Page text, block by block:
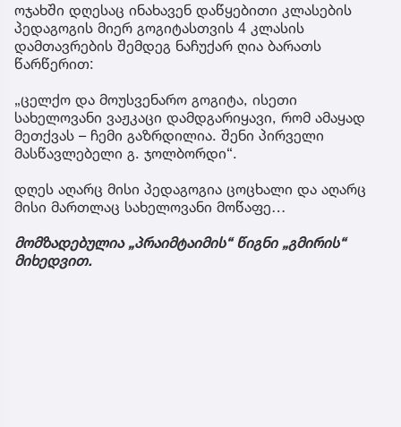
ოჯახში დღესაც ინახავენ დაწყებითი კლასების
პედაგოგის მიერ გოგიტასთვის 4 კლასის
დამთავრების შემდეგ ნაჩუქარ ღია ბარათს
წარწერით:
„ცელქო და მოუსვენარო გოგიტა, ისეთი
სახელოვანი ვაჟკაცი დამდგარიყავი, რომ ამაყად
მეთქვას – ჩემი გაზრდილია. შენი პირველი
მასწავლებელი გ. ჯოლბორდი“.
დღეს აღარც მისი პედაგოგია ცოცხალი და აღარც
მისი მართლაც სახელოვანი მოწაფე…
მომზადებულია „პრაიმტაიმის“ წიგნი „გმირის“
მიხედვით.